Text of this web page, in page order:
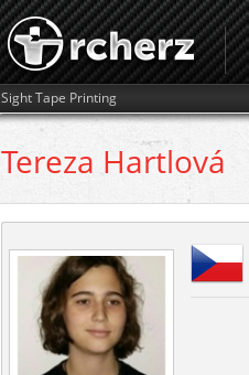
Sight Tape Printing
Tereza Hartlová